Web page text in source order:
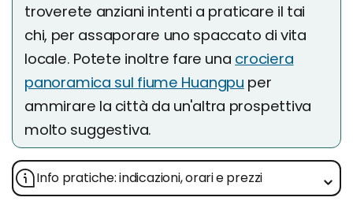
troverete anziani intenti a praticare il tai
chi, per assaporare uno spaccato di vita
locale. Potete inoltre fare una crociera
panoramica sul fiume Huangpu per
ammirare la città da un'altra prospettiva
molto suggestiva.
Info pratiche: indicazioni, orari e prezzi